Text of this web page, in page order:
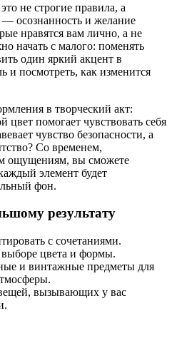
не строгие правила, а
осознанность и желание
нравятся вам лично, а не
начать с малого: поменять
один яркий акцент в
и посмотреть, как изменится
в творческий акт:
цвет помогает чувствовать себя
чувство безопасности, а
Со временем,
ощущениям, вы сможете
элемент будет
фон.
результату
с сочетаниями.
цвета и формы.
и винтажные предметы для
вызывающих у вас